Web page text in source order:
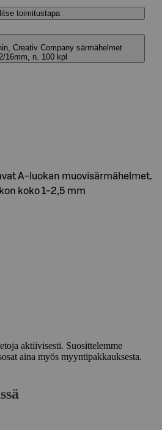
toimitustapa
Creativ Company särmähelmet
16mm, n. 100 kpl
A-luokan muovisärmähelmet.
koko 1-2,5 mm
aktiivisesti. Suosittelemme
aina myös myyntipakkauksesta.